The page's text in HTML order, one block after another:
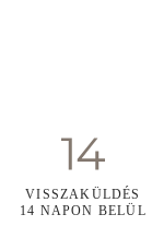
VISSZAKÜLDÉS
14 NAPON BELÜL